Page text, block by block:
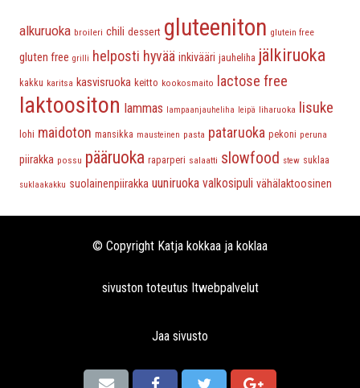
alkuruoka broileri chili dessert gluteeniton glutein free
gluten free grilli helposti hyvää inkivääri jauheliha jälkiruoka
kakku karitsa kasvisruoka keitto kookosmaito lactose free
laktoositon lammas lampaanjauheliha leipä liharuoka lisuke
lohi maidoton mansikka mausteinen pasta pataruoka pekoni peruna
piirakka possu pääruoka raparperi salaatti slowfood stew suklaa
suklaakakku suolainenpiirakka uuniruoka valkosipuli vähälaktoosinen
© Copyright Katja kokkaa ja koklaa
sivuston toteutus Itwebpalvelut
Jaa sivusto